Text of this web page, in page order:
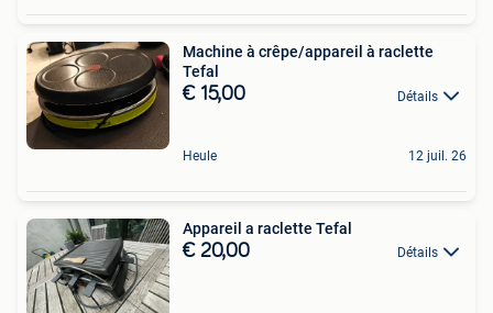
Machine à crêpe/appareil à raclette
Tefal
€ 15,00 Détails
Heule 12 juil. 26
Appareil a raclette Tefal
€ 20,00 Détails